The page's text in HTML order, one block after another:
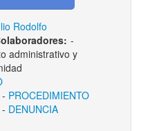
Rodolfo
-
administrativo y
PROCEDIMIENTO
DENUNCIA